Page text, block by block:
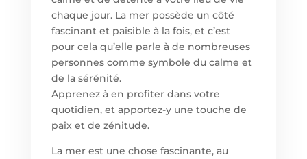
chaque jour. La mer possède un côté
fascinant et paisible à la fois, et c’est
pour cela qu’elle parle à de nombreuses
personnes comme symbole du calme et
de la sérénité.
Apprenez à en profiter dans votre
quotidien, et apportez-y une touche de
paix et de zénitude.
La mer est une chose fascinante, au